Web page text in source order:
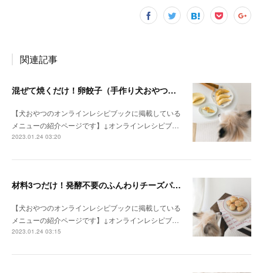
関連記事
混ぜて焼くだけ！卵餃子（手作り犬おやつレシピ）
【犬おやつのオンラインレシピブックに掲載している
メニューの紹介ページです】↓オンラインレシピブ…
2023.01.24 03:20
材料3つだけ！発酵不要のふんわりチーズパン（手作り犬おやつレシピ）
【犬おやつのオンラインレシピブックに掲載している
メニューの紹介ページです】↓オンラインレシピブ…
2023.01.24 03:15